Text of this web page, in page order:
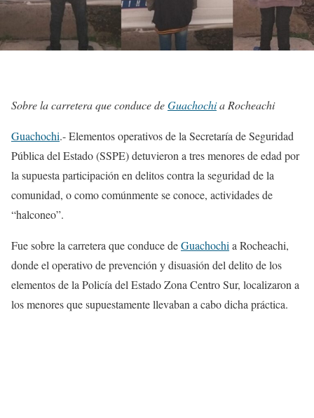
Sobre la carretera que conduce deGuachochia Rocheachi
Guachochi.- Elementos operativos de la Secretaría de Seguridad
Pública del Estado (SSPE) detuvieron a tres menores de edad por
la supuesta participación en delitos contra la seguridad de la
comunidad, o como comúnmente se conoce, actividades de
“halconeo”.
Fue sobre la carretera que conduce deGuachochi a Rocheachi,
donde el operativo de prevención y disuasión del delito de los
elementos de la Policía del Estado Zona Centro Sur, localizaron a
los menores que supuestamente llevaban a cabo dicha práctica.